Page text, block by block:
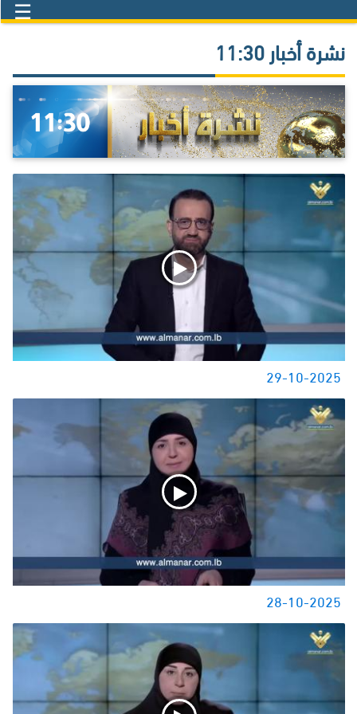
☰
نشرة أخبار 11:30
29-10-2025
28-10-2025